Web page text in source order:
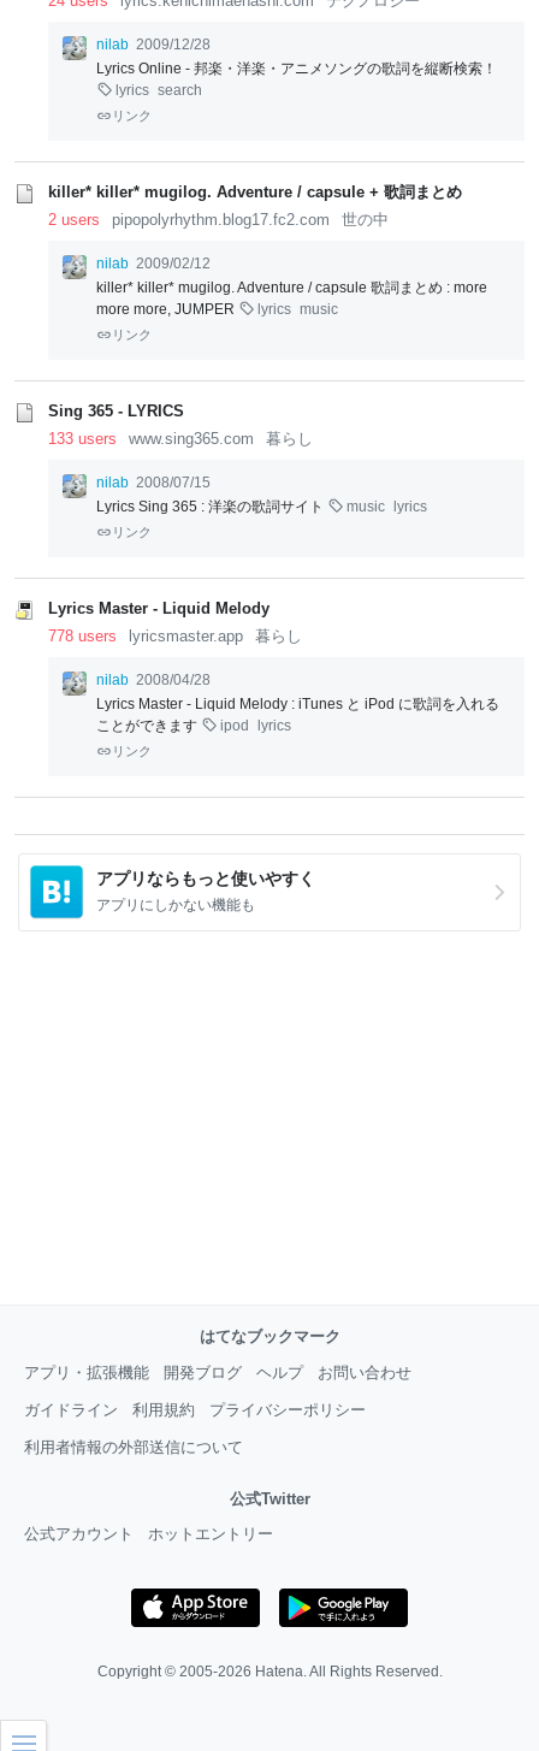
nilab 2009/12/28
Lyrics Online - 邦楽・洋楽・アニメソングの歌詞を縦断検索！
lyrics search
リンク
killer* killer* mugilog. Adventure / capsule + 歌詞まとめ
2 users
pipopolyrhythm.blog17.fc2.com 世の中
nilab 2009/02/12
killer* killer* mugilog. Adventure / capsule 歌詞まとめ : more
more more, JUMPER
lyrics music
リンク
Sing 365 - LYRICS
133 users
www.sing365.com 暮らし
nilab 2008/07/15
Lyrics Sing 365 : 洋楽の歌詞サイト
music lyrics
リンク
Lyrics Master - Liquid Melody
778 users
lyricsmaster.app 暮らし
nilab 2008/04/28
Lyrics Master - Liquid Melody : iTunes と iPod に歌詞を入れる
ことができます
ipod lyrics
リンク
アプリならもっと使いやすく
アプリにしかない機能も
はてなブックマーク
アプリ・拡張機能
開発ブログ ヘルプ お問い合わせ
ガイドライン 利用規約 プライバシーポリシー
利用者情報の外部送信について
公式Twitter
公式アカウント
ホットエントリー
Copyright © 2005-2026 Hatena. All Rights Reserved.